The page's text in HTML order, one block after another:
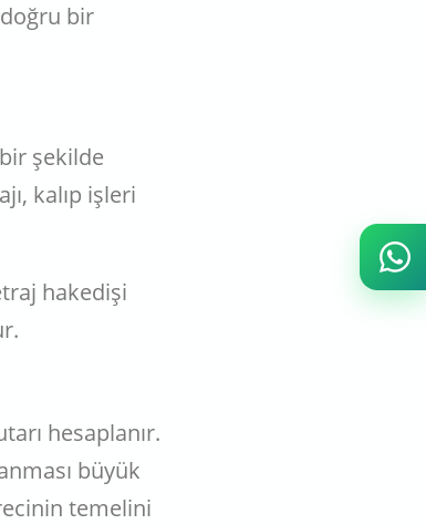
bir
şekilde
kalıp işleri
hakedişi
hesaplanır.
büyük
temelini